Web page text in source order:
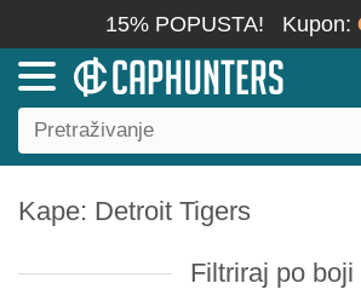
15% POPUSTA! Kupon:
Kape: Detroit Tigers
Filtriraj po boji